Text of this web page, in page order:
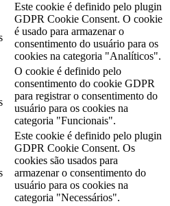
Este cookie é definido pelo plugin
GDPR Cookie Consent. O cookie
é usado para armazenar o
consentimento do usuário para os
cookies na categoria "Analíticos".
O cookie é definido pelo
consentimento do cookie GDPR
para registrar o consentimento do
usuário para os cookies na
categoria "Funcionais".
Este cookie é definido pelo plugin
GDPR Cookie Consent. Os
cookies são usados ​​para
armazenar o consentimento do
usuário para os cookies na
categoria "Necessários".